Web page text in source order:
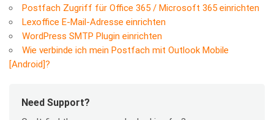
Postfach Zugriff für Office 365 / Microsoft 365 einrichten
Lexoffice E-Mail-Adresse einrichten
WordPress SMTP Plugin einrichten
Wie verbinde ich mein Postfach mit Outlook Mobile
[Android]?
Need Support?